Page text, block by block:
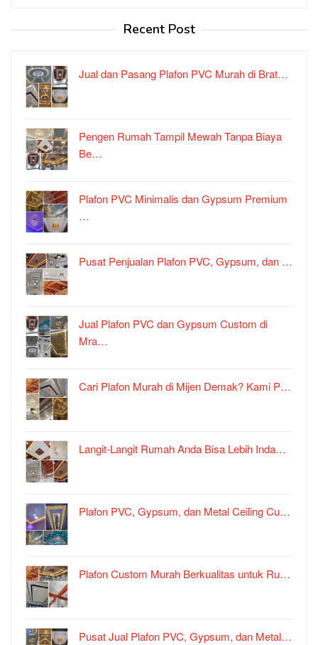
Recent Post
Jual dan Pasang Plafon PVC Murah di Brat…
Pengen Rumah Tampil Mewah Tanpa Biaya
Be…
Plafon PVC Minimalis dan Gypsum Premium
…
Pusat Penjualan Plafon PVC, Gypsum, dan …
Jual Plafon PVC dan Gypsum Custom di
Mra…
Cari Plafon Murah di Mijen Demak? Kami P…
Langit-Langit Rumah Anda Bisa Lebih Inda…
Plafon PVC, Gypsum, dan Metal Ceiling Cu…
Plafon Custom Murah Berkualitas untuk Ru…
Pusat Jual Plafon PVC, Gypsum, dan Metal…